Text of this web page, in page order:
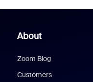
About
Zoom Blog
Customers